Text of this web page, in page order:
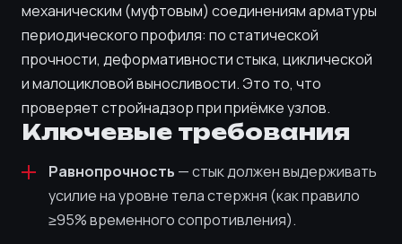
механическим (муфтовым) соединениям арматуры
периодического профиля: по статической
прочности, деформативности стыка, циклической
и малоцикловой выносливости. Это то, что
проверяет стройнадзор при приёмке узлов.
Ключевые требования
Равнопрочность — стык должен выдерживать
усилие на уровне тела стержня (как правило
≥95% временного сопротивления).